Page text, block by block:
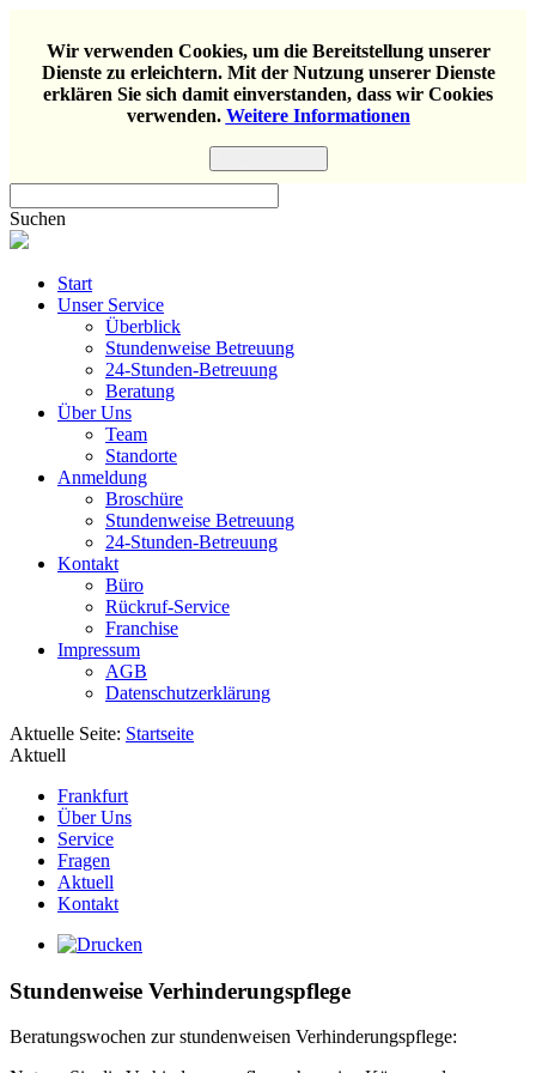
Wir verwenden Cookies, um die Bereitstellung unserer
Dienste zu erleichtern. Mit der Nutzung unserer Dienste
erklären Sie sich damit einverstanden, dass wir Cookies
verwenden. Weitere Informationen
Suchen
Start
Unser Service
Überblick
Stundenweise Betreuung
24-Stunden-Betreuung
Beratung
Über Uns
Team
Standorte
Anmeldung
Broschüre
Stundenweise Betreuung
24-Stunden-Betreuung
Kontakt
Büro
Rückruf-Service
Franchise
Impressum
AGB
Datenschutzerklärung
Aktuelle Seite: Startseite
Aktuell
Frankfurt
Über Uns
Service
Fragen
Aktuell
Kontakt
Stundenweise Verhinderungspflege
Beratungswochen zur stundenweisen Verhinderungspflege: